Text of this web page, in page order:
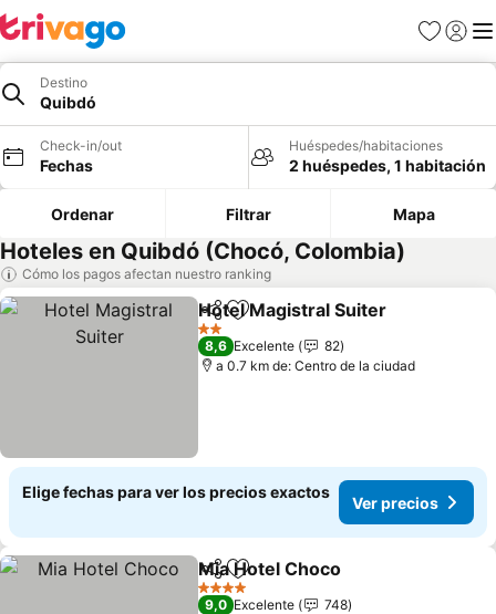
Favoritos
Iniciar
Destino
Quibdó
Check-in/out
Fechas
Huéspedes/habitaciones
2 huéspedes, 1 habitación
Ordenar Filtrar Mapa
Hoteles en Quibdó (Chocó, Colombia)
Cómo los pagos afectan nuestro ranking
CompartirAgregar a favoritos
Hotel Magistral Suiter
2 Estrellas
8,6 Excelente
82
a 0.7 km de: Centro de la ciudad
Elige fechas para ver los precios exactos
Ver precios
CompartirAgregar a favoritos
Mia Hotel Choco
4 Estrellas
9,0 Excelente
748